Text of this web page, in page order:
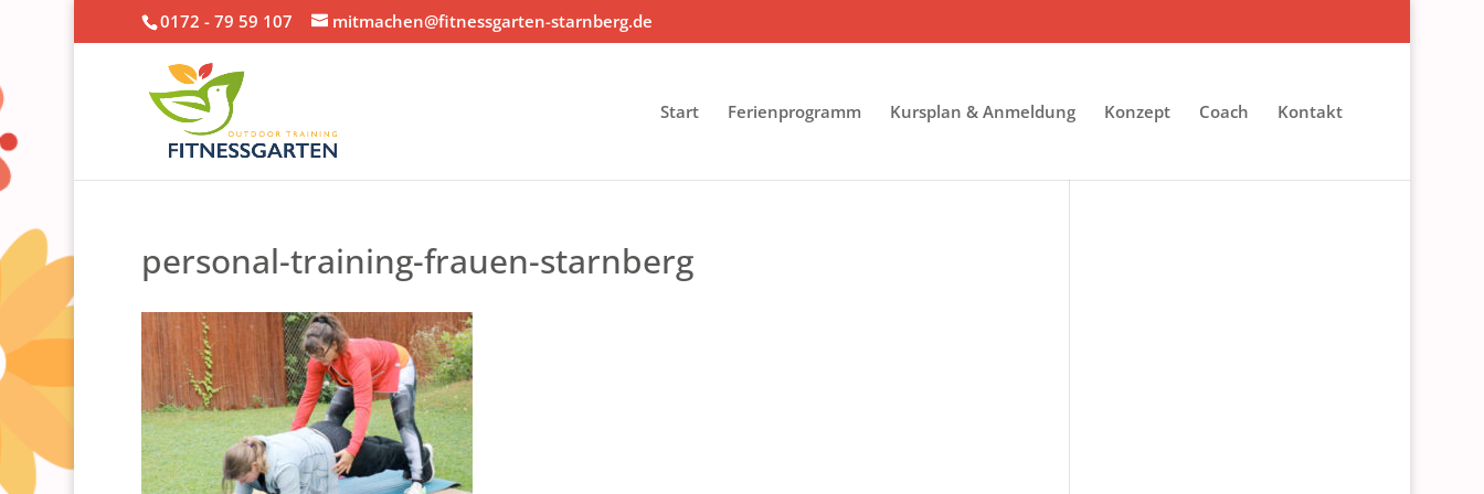
0172 - 79 59 107 mitmachen@fitnessgarten-starnberg.de
Start Ferienprogramm Kursplan & Anmeldung Konzept Coach Kontakt
personal-training-frauen-starnberg